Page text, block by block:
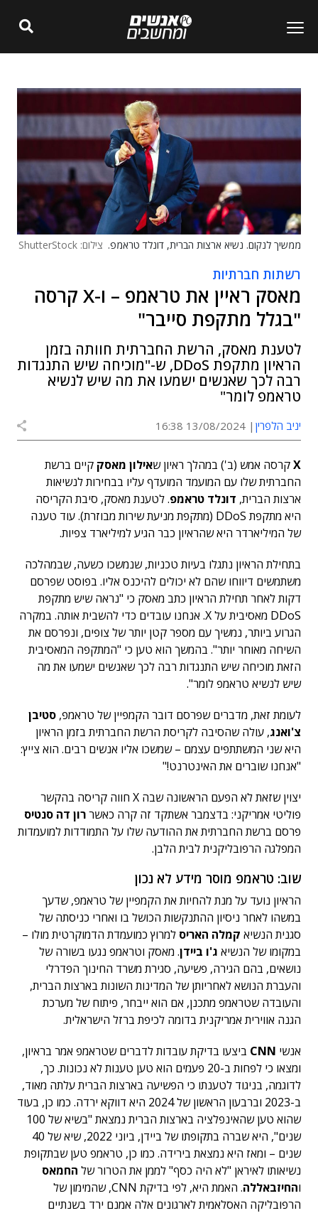
ממשיך לנקום. נשיא ארצות הברית, דונלד טראמפ. צילום: ShutterStock
רשתות חברתיות
מאסק ראיין את טראמפ – ו-X קרסה
"בגלל מתקפת סייבר"
לטענת מאסק, הרשת החברתית חוותה בזמן
הראיון מתקפת DDoS, ש-"מוכיחה שיש התנגדות
רבה לכך שאנשים ישמעו את מה שיש לנשיא
טראמפ לומר"
יניב הלפרין 13/08/2024 16:38
Xקרסה אמש (ב') במהלך ראיון שאילון מאסק קיים ברשת
החברתית שלו עם המועמד המועדף עליו בבחירות לנשיאות
ארצות הברית, דונלד טראמפ. לטענת מאסק, סיבת הקריסה
היא מתקפת DDoS (מתקפת מניעת שירות מבוזרת). עוד טענה
של המיליארדר היא שהראיון כבר הגיע למיליארד צפיות.
בתחילת הראיון נתגלו בעיות טכניות, שנמשכו כשעה, שבמהלכה
משתמשים דיווחו שהם לא יכולים להיכנס אליו. בפוסט שפרסם
דקות לאחר תחילת הראיון כתב מאסק כי "נראה שיש מתקפת
DDoS מאסיבית על X. אנחנו עובדים כדי להשבית אותה. במקרה
הגרוע ביותר, נמשיך עם מספר קטן יותר של צופים, ונפרסם את
השיחה מאוחר יותר". בהמשך הוא טען כי "המתקפה המאסיבית
הזאת מוכיחה שיש התנגדות רבה לכך שאנשים ישמעו את מה
שיש לנשיא טראמפ לומר".
לעומת זאת, מדברים שפרסם דובר הקמפיין של טראמפ, סטיבן
צ'ואנג, עולה שהסיבה לקריסת הרשת החברתית בזמן הראיון
היא שני המשתתפים עצמם – שמשכו אליו אנשים רבים. הוא צייץ:
"אנחנו שוברים את האינטרנט!"
יצוין שזאת לא הפעם הראשונה שבה X חווה קריסה בהקשר
פוליטי אמריקני: בדצמבר אשתקד זה קרה כאשררון דה סנטיס
פרסם ברשת החברתית את ההודעה שלו על התמודדות למועמדות
המפלגה הרפובליקנית לבית הלבן.
שוב: טראמפ מוסר מידע לא נכון
הראיון נועד על מנת להחיות את הקמפיין של טראמפ, שדעך
במשהו לאחר ניסיון ההתנקשות הכושל בו ואחרי כניסתה של
סגנית הנשיא קמלה האריס למרוץ כמועמדת הדמוקרטית מולו –
במקומו של הנשיא ג'ו ביידן. מאסק וטראמפ נגעו בשורה של
נושאים, בהם הגירה, פשיעה, סגירת משרד החינוך הפדרלי
והעברת הנושא לאחריותן של המדינות השונות בארצות הברית,
והעובדה שטראמפ מתכנן, אם הוא ייבחר, פיתוח של מערכת
הגנה אווירית אמריקנית בדומה לכיפת ברזל הישראלית.
אנשי CNN ביצעו בדיקת עובדות לדברים שטראמפ אמר בראיון,
ומצאו כי לפחות ב-20 פעמים הוא טען טענות לא נכונות. כך,
לדוגמה, בניגוד לטענתו כי הפשיעה בארצות הברית עלתה מאוד,
ב-2023 וברבעון הראשון של 2024 היא דווקא ירדה. כמו כן, בעוד
שהוא טען שהאינפלציה בארצות הברית נמצאת "בשיא של 100
שנים", היא שברה בתקופתו של ביידן, ביוני 2022, שיא של 40
שנים – ומאז היא נמצאת בירידה. כמו כן, טראמפ טען שבתקופת
נשיאותו לאיראן "לא היה כסף" לממן את הטרור של החמאס
והחיזבאללה
. האמת היא, לפי בדיקת CNN, שהמימון של
הרפובליקה האסלאמית לארגונים אלה אמנם ירד בשנתיים